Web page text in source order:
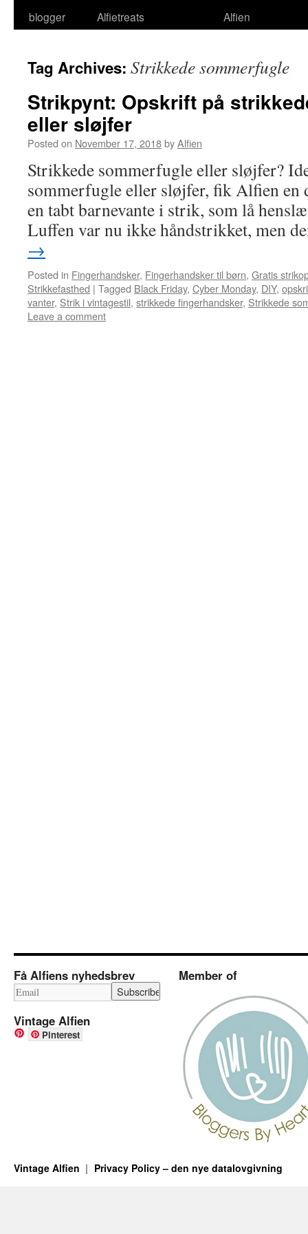
blogger
Alfietreats
Alfien
Tag Archives: Strikkede sommerfugle
Strikpynt: Opskrift på
eller sløjfer
Posted on November 17, 2018byAlfien
Strikkede sommerfugle eller sløjfer?
sommerfugle eller sløjfer, fik Alfien en
en tabt barnevante i strik, som lå
Luffen var nu ikke håndstrikket, men
→
Posted in Fingerhandsker, Fingerhandsker til børn, Gratis
Strikkefasthed | Tagged Black Friday, Cyber Monday, DIY,
vanter, Strik i vintagestil, strikkede fingerhandsker, Strikkede
Leave a comment
Få Alfiens nyhedsbrev
Vintage Alfien
Pinterest
Member of
Vintage Alfien Privacy Policy – den nye datalovgivning